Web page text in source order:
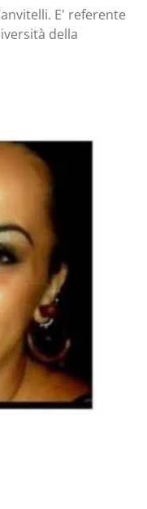
E' referente
della